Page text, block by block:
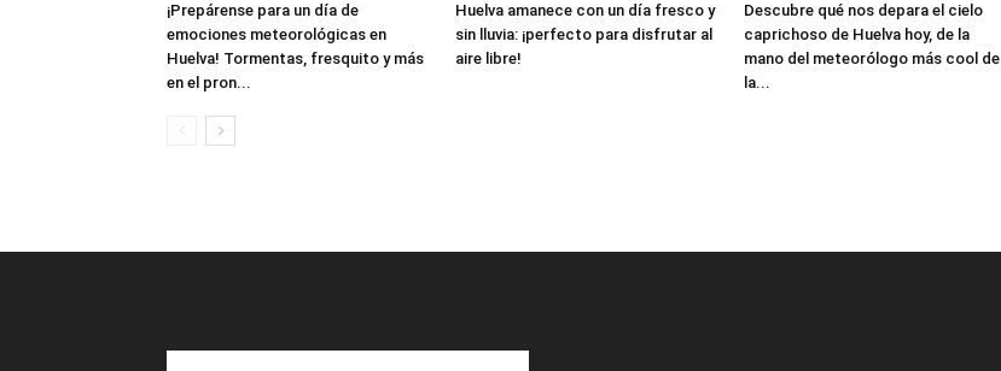
¡Prepárense para un día de
emociones meteorológicas en
Huelva! Tormentas, fresquito y más
en el pron...
Huelva amanece con un día fresco y
sin lluvia: ¡perfecto para disfrutar al
aire libre!
Descubre qué nos depara el cielo
caprichoso de Huelva hoy, de la
mano del meteorólogo más cool de
la...